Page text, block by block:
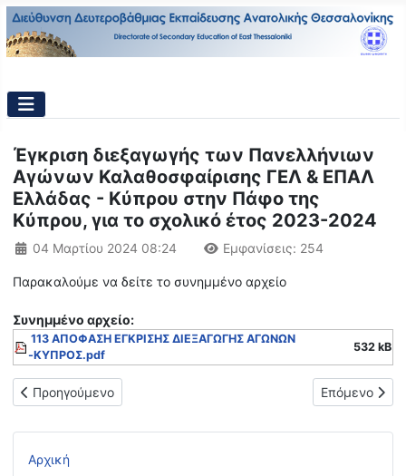
Αρχική
Έγκριση διεξαγωγής των Πανελλήνιων
Αγώνων Καλαθοσφαίρισης ΓΕΛ & ΕΠΑΛ
Ελλάδας - Κύπρου στην Πάφο της
Κύπρου, για το σχολικό έτος 2023-2024
Λεπτομέρειες
04 Μαρτίου 2024 08:24 Εμφανίσεις: 254
Παρακαλούμε να δείτε το συνημμένο αρχείο
Συνημμένo αρχείο:
113 ΑΠΟΦΑΣΗ ΕΓΚΡΙΣΗΣ ΔΙΕΞΑΓΩΓΗΣ ΑΓΩΝΩΝ
-ΚΥΠΡΟΣ.pdf
532 kB
Προηγούμενο άρθρο: Τροποποίηση της Προκήρυξης των
Προηγούμενο Επόμενο
Επόμενο